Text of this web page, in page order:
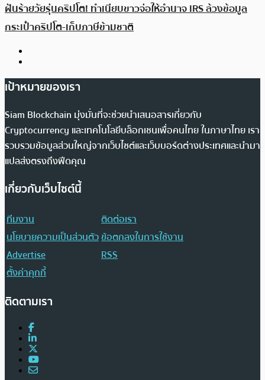
ฝันร้ายวัยรุ่นคริปโต! ทำเนียบขาวจ่อให้อำนาจ IRS ล้วงข้อมูล
กระเป๋าคริปโต-เก็บภาษีข้ามชาติ
เป้าหมายของเรา
Siam Blockchain มุ่งมั่นที่จะช่วยนำเสนอสารเกี่ยวกับ
Cryptocurrency และเทคโนโลยีบล็อกเชนเพื่อคนไทย ในภาษาไทย เรา
รวบรวมข้อมูลส่วนใหญ่จากเว็บไซต์และเว็บบอร์ดต่างประเทศและนำมา
แปลส่งตรงถึงฟีดคุณ
เกี่ยวกับเว็บไซต์นี้
ทีมงาน
ติดต่อเรา
นโยบายความเป็นส่วนตัวข้อตกลงในการใช้งาน
Advertise
RSS
ตั้งค่าคุกกี้
ติดตามเรา